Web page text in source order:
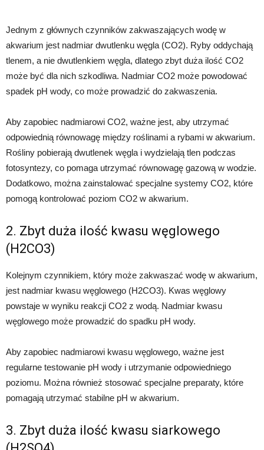
Jednym z głównych czynników zakwaszających wodę w
akwarium jest nadmiar dwutlenku węgla (CO2). Ryby oddychają
tlenem, a nie dwutlenkiem węgla, dlatego zbyt duża ilość CO2
może być dla nich szkodliwa. Nadmiar CO2 może powodować
spadek pH wody, co może prowadzić do zakwaszenia.
Aby zapobiec nadmiarowi CO2, ważne jest, aby utrzymać
odpowiednią równowagę między roślinami a rybami w akwarium.
Rośliny pobierają dwutlenek węgla i wydzielają tlen podczas
fotosyntezy, co pomaga utrzymać równowagę gazową w wodzie.
Dodatkowo, można zainstalować specjalne systemy CO2, które
pomogą kontrolować poziom CO2 w akwarium.
2. Zbyt duża ilość kwasu węglowego
(H2CO3)
Kolejnym czynnikiem, który może zakwaszać wodę w akwarium,
jest nadmiar kwasu węglowego (H2CO3). Kwas węglowy
powstaje w wyniku reakcji CO2 z wodą. Nadmiar kwasu
węglowego może prowadzić do spadku pH wody.
Aby zapobiec nadmiarowi kwasu węglowego, ważne jest
regularne testowanie pH wody i utrzymanie odpowiedniego
poziomu. Można również stosować specjalne preparaty, które
pomagają utrzymać stabilne pH w akwarium.
3. Zbyt duża ilość kwasu siarkowego